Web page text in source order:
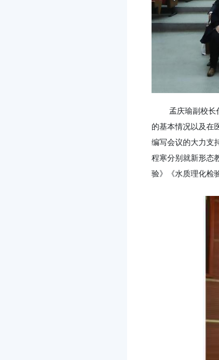
孟庆瑜副校长
的基本情况以及在
编写会议的大力支
程寒分别就新形态
验》《水质理化检